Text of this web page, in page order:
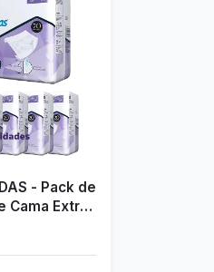
- Pack de
Cama Extra